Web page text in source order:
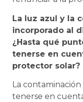
La luz azul y la
incorporado al
¿Hasta qué
tenerse en
protector solar?
La
tenerse en